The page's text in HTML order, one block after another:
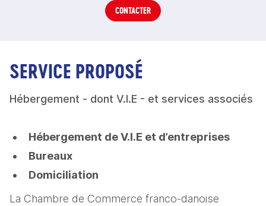
CONTACTER
SERVICE PROPOSÉ
Hébergement - dont V.I.E - et services associés
Hébergement de V.I.E et d’entreprises
Bureaux
Domiciliation
La Chambre de Commerce franco-danoise